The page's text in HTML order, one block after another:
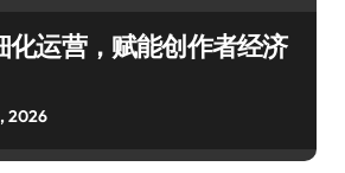
化运营，赋能创作者经济
2026